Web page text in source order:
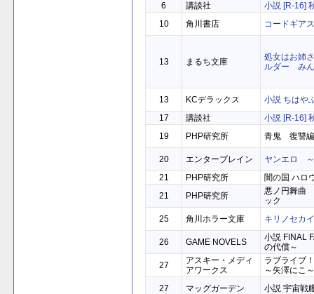
6
講談社
小説 [R-16]
10
角川書店 コードギア
13 まるち文庫
処女はお姉
ルダー み
13 KCデラックス
小説 ちはや
17
講談社
小説 [R-16]
19
PHP研究所 青鬼 復讐編
20 エンターブレイン
ヤンエロ
21
PHP研究所
闇の国 ハロ
21
PHP研究所
悪ノ円舞曲
ック
25
角川ホラー文庫 キリノセカ
26 GAME NOVELS
小説 FINAL
の代償～
27
アスキー・メディ
アワークス
ラブライ
～矢澤にこ～
27
マッグガーデン 小説 宇宙戦